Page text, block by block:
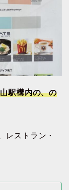
駅構内の、の
レストラン・